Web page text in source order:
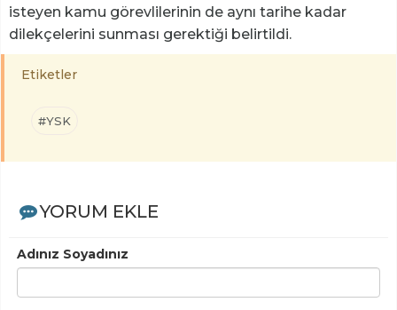
isteyen kamu görevlilerinin de aynı tarihe kadar
dilekçelerini sunması gerektiği belirtildi.
Etiketler
#YSK
YORUM EKLE
Adınız Soyadınız